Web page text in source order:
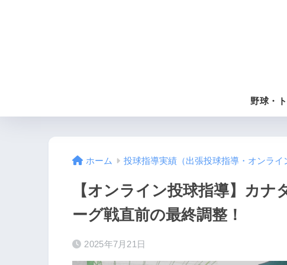
野球・
ホーム 投球指導実績（出張投球指導・オンライ
【オンライン投球指導】カナ
ーグ戦直前の最終調整！
2025年7月21日